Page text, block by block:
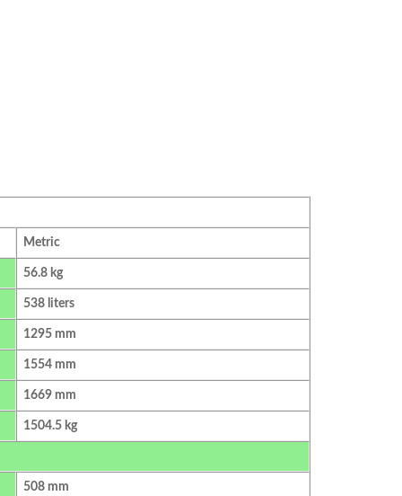
Metric
56.8 kg
538 liters
1295 mm
1554 mm
1669 mm
1504.5 kg
508 mm